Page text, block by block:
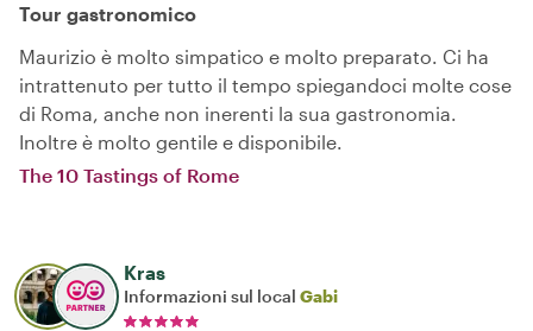
Tour gastronomico
Maurizio è molto simpatico e molto preparato. Ci ha
intrattenuto per tutto il tempo spiegandoci molte cose
di Roma, anche non inerenti la sua gastronomia.
Inoltre è molto gentile e disponibile.
The 10 Tastings of Rome
Kras
Informazioni sul local Gabi